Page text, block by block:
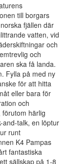
till borgars
fjällen där
vatten, vid
och
och
ska få landa.
Fylla på med ny
för att hitta
eller bara för
och
härlig
and-talk, en löptur
runt
K4 Pampas
fantastiska
sällskap på 1-8